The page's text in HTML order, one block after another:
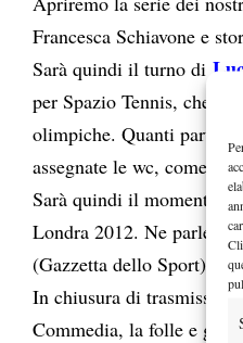
Francesca Schiavone e
Sarà quindi il turno di
per Spazio Tennis, che ci
olimpiche. Quanti
assegnate le wc, come
Sarà quindi il momento
Londra 2012. Ne
(Gazzetta dello Sport)
In chiusura di
Commedia, la folle e